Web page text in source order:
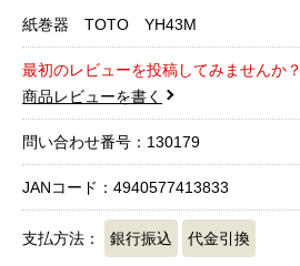
紙巻器 TOTO YH43M
最初のレビューを投稿してみませんか？
商品レビューを書く
問い合わせ番号：130179
JANコード：4940577413833
支払方法： 銀行振込 代金引換